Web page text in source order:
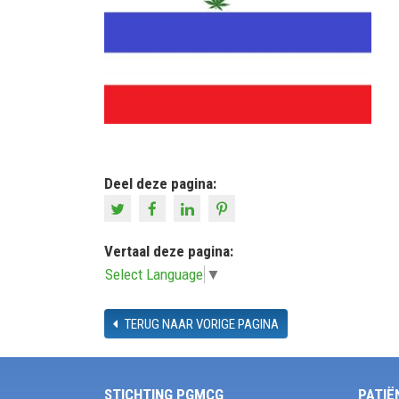
Deel deze pagina:
Vertaal deze pagina:
Select Language ▼
TERUG NAAR VORIGE PAGINA
STICHTING PGMCG